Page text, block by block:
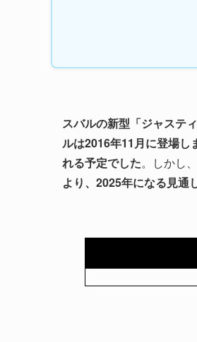
スバルの新型「ジャステ
ルは2016年11月に登場し
れる予定でした。しかし、
より、2025年になる見通